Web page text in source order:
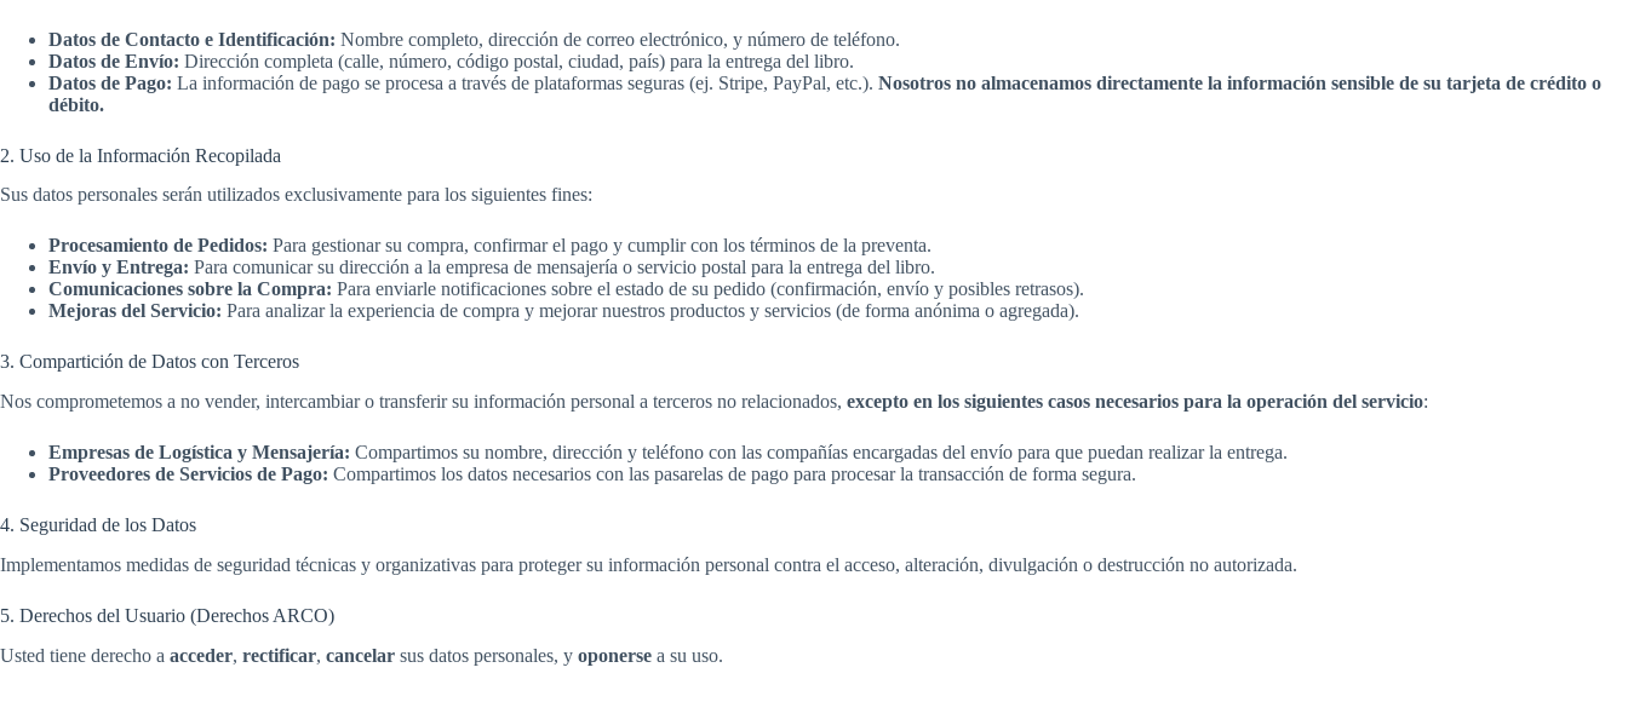
Datos de Contacto e Identificación: Nombre completo, dirección de correo electrónico, y número de teléfono.
Datos de Envío: Dirección completa (calle, número, código postal, ciudad, país) para la entrega del libro.
Datos de Pago: La información de pago se procesa a través de plataformas seguras (ej. Stripe, PayPal, etc.). Nosotros no almacenamos directamente la información sensible de su tarjeta de crédito o
débito.
2. Uso de la Información Recopilada
Sus datos personales serán utilizados exclusivamente para los siguientes fines:
Procesamiento de Pedidos: Para gestionar su compra, confirmar el pago y cumplir con los términos de la preventa.
Envío y Entrega: Para comunicar su dirección a la empresa de mensajería o servicio postal para la entrega del libro.
Comunicaciones sobre la Compra: Para enviarle notificaciones sobre el estado de su pedido (confirmación, envío y posibles retrasos).
Mejoras del Servicio: Para analizar la experiencia de compra y mejorar nuestros productos y servicios (de forma anónima o agregada).
3. Compartición de Datos con Terceros
Nos comprometemos a no vender, intercambiar o transferir su información personal a terceros no relacionados, excepto en los siguientes casos necesarios para la operación del servicio:
Empresas de Logística y Mensajería: Compartimos su nombre, dirección y teléfono con las compañías encargadas del envío para que puedan realizar la entrega.
Proveedores de Servicios de Pago: Compartimos los datos necesarios con las pasarelas de pago para procesar la transacción de forma segura.
4. Seguridad de los Datos
Implementamos medidas de seguridad técnicas y organizativas para proteger su información personal contra el acceso, alteración, divulgación o destrucción no autorizada.
5. Derechos del Usuario (Derechos ARCO)
Usted tiene derecho a acceder, rectificar, cancelar sus datos personales, y oponerse a su uso.